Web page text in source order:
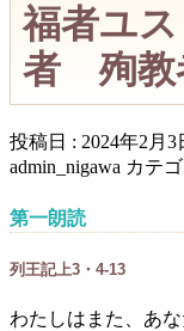
福者ユ
者 殉教
投稿日 : 2024年2月3
admin_nigawa カテ
第一朗読
列王記上3・4-13
わたしはまた、あ